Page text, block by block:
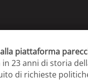
piattaforma
23 anni di storia
di richieste